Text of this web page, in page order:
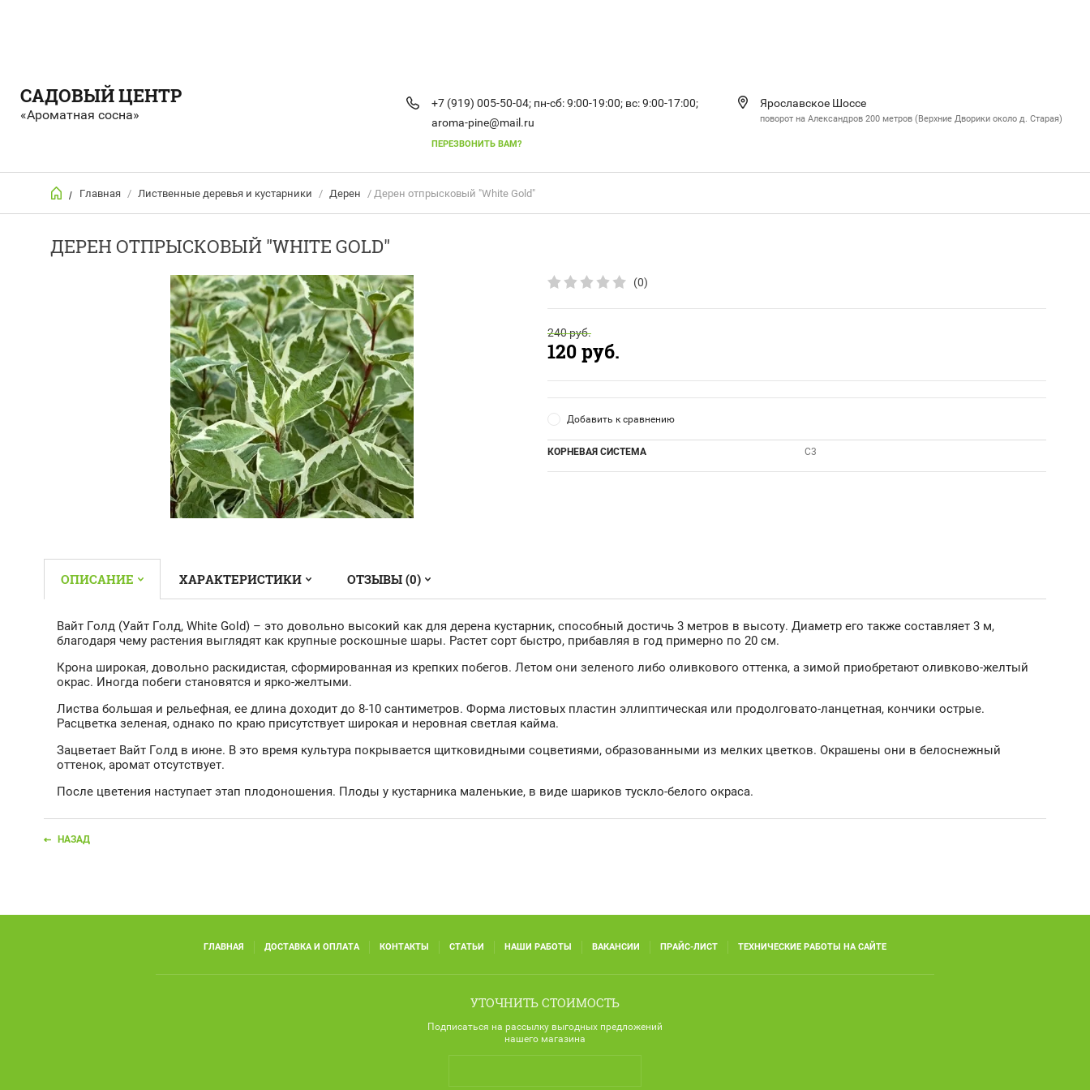
САДОВЫЙ ЦЕНТР
«Ароматная сосна»
+7 (919) 005-50-04; пн-сб: 9:00-19:00; вс: 9:00-17:00;
aroma-pine@mail.ru
ПЕРЕЗВОНИТЬ ВАМ?
Ярославское Шоссе
поворот на Александров 200 метров (Верхние Дворики около д. Старая)
/ Главная / Лиственные деревья и кустарники / Дерен / Дерен отпрысковый "White Gold"
ДЕРЕН ОТПРЫСКОВЫЙ "WHITE GOLD"
(0)
240руб.
120 руб.
Добавить к сравнению
КОРНЕВАЯ СИСТЕМА С3
ОПИСАНИЕ ХАРАКТЕРИСТИКИ ОТЗЫВЫ (0)
Вайт Голд (Уайт Голд, White Gold) – это довольно высокий как для дерена кустарник, способный достичь 3 метров в высоту. Диаметр его также составляет 3 м,
благодаря чему растения выглядят как крупные роскошные шары. Растет сорт быстро, прибавляя в год примерно по 20 см.
Крона широкая, довольно раскидистая, сформированная из крепких побегов. Летом они зеленого либо оливкового оттенка, а зимой приобретают оливково-желтый
окрас. Иногда побеги становятся и ярко-желтыми.
Листва большая и рельефная, ее длина доходит до 8-10 сантиметров. Форма листовых пластин эллиптическая или продолговато-ланцетная, кончики острые.
Расцветка зеленая, однако по краю присутствует широкая и неровная светлая кайма.
Зацветает Вайт Голд в июне. В это время культура покрывается щитковидными соцветиями, образованными из мелких цветков. Окрашены они в белоснежный
оттенок, аромат отсутствует.
После цветения наступает этап плодоношения. Плоды у кустарника маленькие, в виде шариков тускло-белого окраса.
НАЗАД
ГЛАВНАЯ ДОСТАВКА И ОПЛАТА КОНТАКТЫ СТАТЬИ НАШИ РАБОТЫ ВАКАНСИИ ПРАЙС-ЛИСТ ТЕХНИЧЕСКИЕ РАБОТЫ НА САЙТЕ
УТОЧНИТЬ СТОИМОСТЬ
Подписаться на рассылку выгодных предложений
нашего магазина